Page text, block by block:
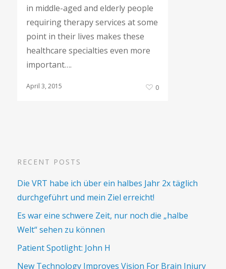
in middle-aged and elderly people
requiring therapy services at some
point in their lives makes these
healthcare specialties even more
important….
April 3, 2015 0
RECENT POSTS
Die VRT habe ich über ein halbes Jahr 2x täglich
durchgeführt und mein Ziel erreicht!
Es war eine schwere Zeit, nur noch die „halbe
Welt“ sehen zu können
Patient Spotlight: John H
New Technology Improves Vision For Brain Injury